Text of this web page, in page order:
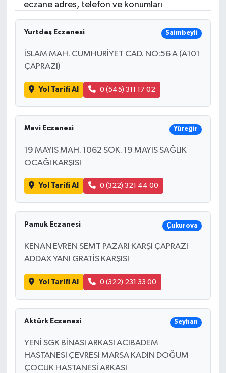
eczane adres, telefon ve konumları
Yurtdaş Eczanesi Saimbeyli
İSLAM MAH. CUMHURİYET CAD. NO:56 A (A101
ÇAPRAZI)
Yol Tarifi Al 0 (545) 311 17 02
Mavi Eczanesi Yüreğir
19 MAYIS MAH. 1062 SOK. 19 MAYIS SAĞLIK
OCAĞI KARŞISI
Yol Tarifi Al 0 (322) 321 44 00
Pamuk Eczanesi Çukurova
KENAN EVREN SEMT PAZARI KARŞI ÇAPRAZI
ADDAX YANI GRATİS KARŞISI
Yol Tarifi Al 0 (322) 231 33 00
Aktürk Eczanesi Seyhan
YENİ SGK BİNASI ARKASI ACIBADEM
HASTANESİ ÇEVRESİ MARSA KADIN DOĞUM
ÇOCUK HASTANESİ ARKASI
ÖZEL HABER
RÖPORTAJLAR
SAĞLIK
SİYASET
SPOR